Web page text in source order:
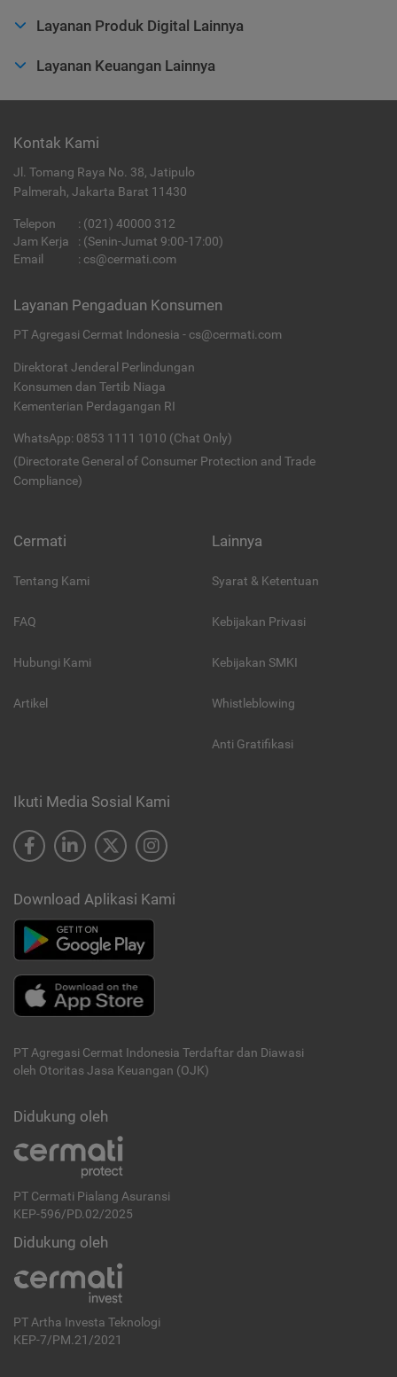
Layanan Produk Digital Lainnya
Layanan Keuangan Lainnya
Kontak Kami
Jl. Tomang Raya No. 38, Jatipulo
Palmerah, Jakarta Barat 11430
Telepon : (021) 40000 312
Jam Kerja
: (Senin-Jumat 9:00-17:00)
Email
: cs@cermati.com
Layanan Pengaduan Konsumen
PT Agregasi Cermat Indonesia - cs@cermati.com
Direktorat Jenderal Perlindungan
Konsumen dan Tertib Niaga
Kementerian Perdagangan RI
WhatsApp: 0853 1111 1010 (Chat Only)
(Directorate General of Consumer Protection and Trade
Compliance)
Cermati
Tentang Kami
FAQ
Hubungi Kami
Artikel
Lainnya
Syarat & Ketentuan
Kebijakan Privasi
Kebijakan SMKI
Whistleblowing
Anti Gratifikasi
Ikuti Media Sosial Kami
Download Aplikasi Kami
PT Agregasi Cermat Indonesia Terdaftar dan Diawasi
oleh Otoritas Jasa Keuangan (OJK)
Didukung oleh
PT Cermati Pialang Asuransi
KEP-596/PD.02/2025
Didukung oleh
PT Artha Investa Teknologi
KEP-7/PM.21/2021